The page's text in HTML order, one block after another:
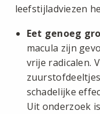
leefstijladviezen
Eet genoeg
macula zijn
vrije radicalen.
schadelijke
Uit onderzoek